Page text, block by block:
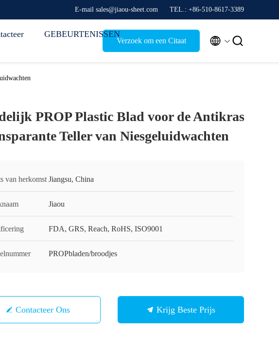
E-mail sales@jiaou-sheet.com TEL.: +86-510-8617-3389
GEBEURTENISSEN
Verzoek om een Citaat  
PROP Plastic Blad voor de Antikras
Teller van Niesgeluidwachten
van herkomst Jiangsu, China
Jiaou
FDA, GRS, Reach, RoHS, ISO9001
PROPbladen/broodjes
Contacteer Ons Krijg Beste Prijs